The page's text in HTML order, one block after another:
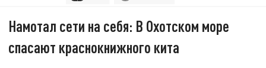
Намотал сети на себя: В Охотском море
спасают краснокнижного кита